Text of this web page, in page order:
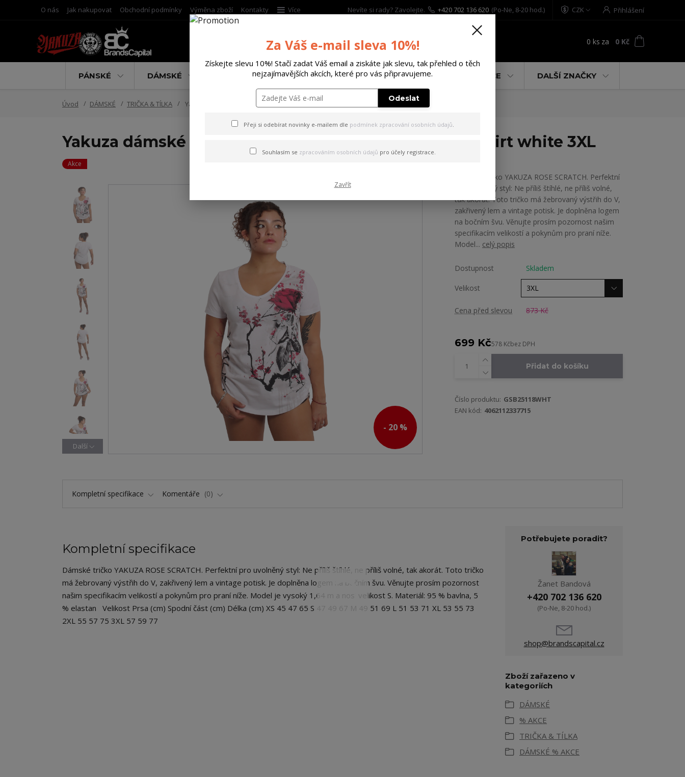
O nás Jak nakupovat Obchodní podmínky Výměna zboží Kontakty Více CZK Přihlášení
Nevíte si rady? Zavolejte. +420 702 136 620 (Po-Ne, 8-20 hod.)
0 ks za 0 Kč
PÁNSKÉ DÁMSKÉ DOPLŇKY DÁRKOVÉ POUKAZY % AKCE DALŠÍ ZNAČKY
Úvod DÁMSKÉ TRIČKA & TÍLKA Yakuza dámské tílko Rose Scratch Curved V Neck T-Shirt white 3XL
Yakuza dámské tílko Rose Scratch Curved V Neck T-Shirt white 3XL
Akce
- 20 %
Další
Dámské tričko YAKUZA ROSE SCRATCH. Perfektní
pro uvolněný styl: Ne příliš štíhlé, ne příliš volné,
tak akorát. Toto tričko má žebrovaný výstřih do V,
zakřivený lem a vintage potisk. Je doplněna logem
na bočním švu. Věnujte prosím pozornost našim
specifikacím velikostí a pokynům pro praní níže.
Model... celý popis
Dostupnost Skladem
Velikost
Cena před slevou 873 Kč
699 Kč578 Kčbez DPH
Přidat do košíku
Číslo produktu: GSB25118WHT
EAN kód: 4062112337715
Kompletní specifikace Komentáře 0
Kompletní specifikace
Dámské tričko YAKUZA ROSE SCRATCH. Perfektní pro uvolněný styl: Ne příliš štíhlé, ne příliš volné, tak akorát. Toto tričko
má žebrovaný výstřih do V, zakřivený lem a vintage potisk. Je doplněna logem na bočním švu. Věnujte prosím pozornost
našim specifikacím velikostí a pokynům pro praní níže. Model je vysoký 1,64 m a nosí velikost S. Materiál: 95 % bavlna, 5
% elastan Velikost Prsa (cm) Spodní část (cm) Délka (cm) XS 45 47 65 S 47 49 67 M 49 51 69 L 51 53 71 XL 53 55 73
2XL 55 57 75 3XL 57 59 77
Potřebujete poradit?
Žanet Bandová
+420 702 136 620
(Po-Ne, 8-20 hod.)
shop@brandscapital.cz
Zboží zařazeno v
kategoriích
DÁMSKÉ
% AKCE
TRIČKA & TÍLKA
DÁMSKÉ % AKCE
Za Váš e-mail sleva 10%!
Získejte slevu 10%! Stačí zadat Váš email a ziskáte jak slevu, tak přehled o těch
nejzajímavějších akcích, které pro vás připravujeme.
Odeslat
Přeji si odebírat novinky e-mailem dle podmínek zpracování osobních údajů.
Souhlasím se zpracováním osobních údajů pro účely registrace.
Zavřít